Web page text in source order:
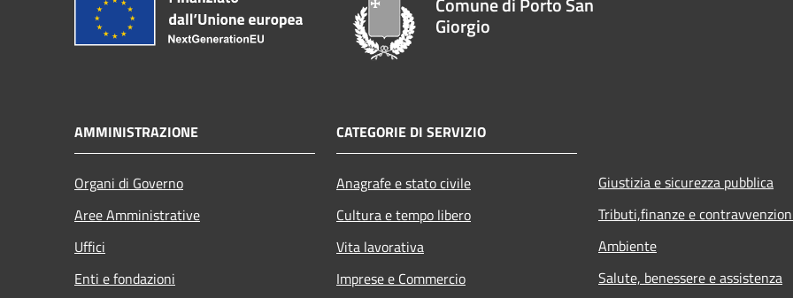
Giorgio
AMMINISTRAZIONE
Organi di Governo
Aree Amministrative
Uffici
Enti e fondazioni
CATEGORIE DI SERVIZIO
Anagrafe e stato civile
Cultura e tempo libero
Vita lavorativa
Imprese e Commercio
Giustizia e sicurezza pubblica
Tributi,finanze e
Ambiente
Salute, benessere e assistenza